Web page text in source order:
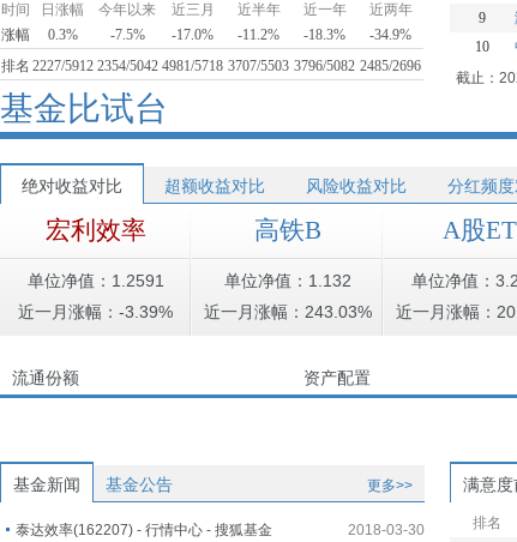
时间
日涨幅 今年以来 近三月 近半年 近一年
近两年
涨幅
0.3% -7.5% -17.0% -11.2% -18.3%
-34.9%
排名 2227/5912 2354/5042 4981/5718 3707/5503 3796/5082 2485/2696
9
10
截止：
基金比试台
绝对收益对比 超额收益对比 风险收益对比 分红频
宏利效率
单位净值：1.2591
近一月涨幅：-3.39%
高铁B
单位净值：1.132
近一月涨幅：243.03%
A股ET
单位净值：
近一月涨幅：
流通份额 资产配置
基金新闻 基金公告 更多>>
2018-03-30
泰达效率(162207) - 行情中心 - 搜狐基金
满意度
排名